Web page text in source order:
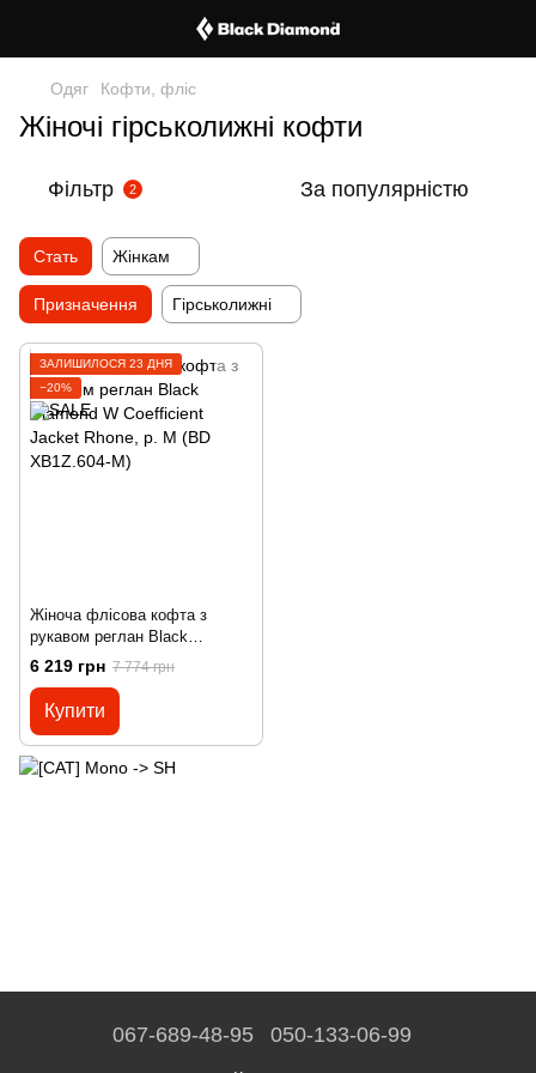
Одяг Кофти, фліс
Жіночі гірськолижні кофти
Фільтр 2 За популярністю
Стать Жінкам
Призначення Гірськолижні
ЗАЛИШИЛОСЯ 23 ДНЯ
−20%
Жіноча флісова кофта з
рукавом реглан Black
Diamond W Coefficient Jacket
Rhone, р. M (BD XB1Z.604-M)
6 219 грн 7 774 грн
Купити
067-689-48-95 050-133-06-99